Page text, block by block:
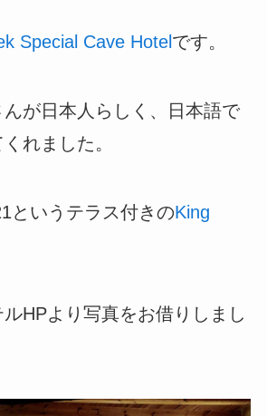
Special Cave Hotel です。
が日本人らしく、日本語で
れました。
というテラス付きのKing
ルHPより写真をお借りしまし